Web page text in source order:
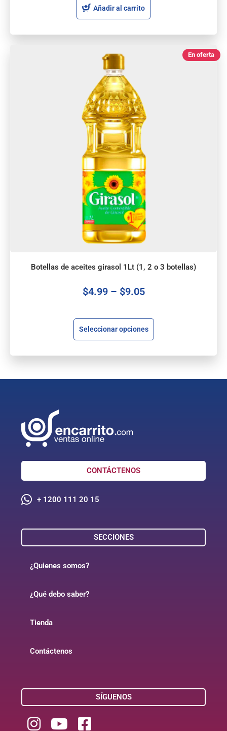
Añadir al carrito
En oferta
Botellas de aceites girasol 1Lt (1, 2 o 3 botellas)
$4.99– $9.05
Seleccionar opciones
CONTÁCTENOS
+ 1200 111 20 15
SECCIONES
¿Quienes somos?
¿Qué debo saber?
Tienda
Contáctenos
SÍGUENOS